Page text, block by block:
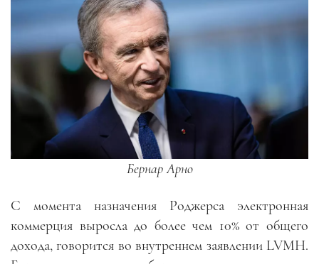
Бернар Арно
С момента назначения Роджерса электронная
коммерция выросла до более чем 10% от общего
дохода, говорится во внутреннем заявлении LVMH.